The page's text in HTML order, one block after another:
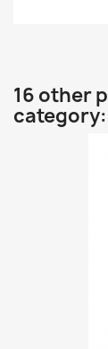
16 other
category: